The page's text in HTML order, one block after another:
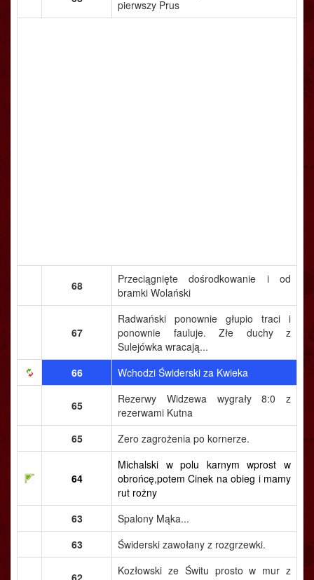
pierwszy Prus
68
Przeciągnięte dośrodkowanie i od
bramki Wolański
67
Radwański ponownie głupio traci i
ponownie fauluje. Złe duchy z
Sulejówka wracają...
66
Wchodzi Świderski za Kwieka
65
Rezerwy Widzewa wygrały 8:0 z
rezerwami Kutna
65
Zero zagrożenia po kornerze.
64
Michalski w polu karnym wprost w
obrońcę,potem Cinek na obieg i mamy
rut rożny
63
Spalony Mąka...
63
Świderski zawołany z rozgrzewki.
62
Kozłowski ze Świtu prosto w mur z